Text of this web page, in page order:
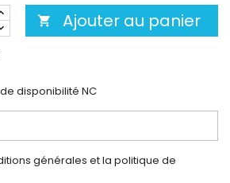
 Ajouter au panier
disponibilité NC
générales et la politique de